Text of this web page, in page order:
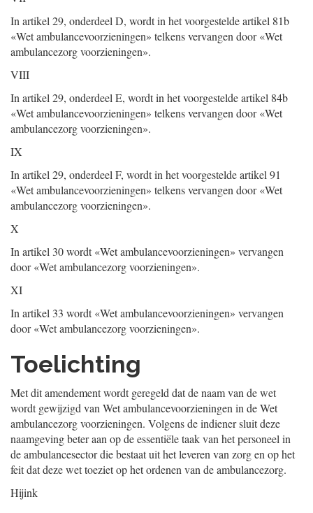
In artikel 29, onderdeel D, wordt in het voorgestelde artikel 81b
«Wet ambulancevoorzieningen» telkens vervangen door «Wet
ambulancezorg voorzieningen».
VIII
In artikel 29, onderdeel E, wordt in het voorgestelde artikel 84b
«Wet ambulancevoorzieningen» telkens vervangen door «Wet
ambulancezorg voorzieningen».
IX
In artikel 29, onderdeel F, wordt in het voorgestelde artikel 91
«Wet ambulancevoorzieningen» telkens vervangen door «Wet
ambulancezorg voorzieningen».
X
In artikel 30 wordt «Wet ambulancevoorzieningen» vervangen
door «Wet ambulancezorg voorzieningen».
XI
In artikel 33 wordt «Wet ambulancevoorzieningen» vervangen
door «Wet ambulancezorg voorzieningen».
Toelichting
Met dit amendement wordt geregeld dat de naam van de wet
wordt gewijzigd van Wet ambulancevoorzieningen in de Wet
ambulancezorg voorzieningen. Volgens de indiener sluit deze
naamgeving beter aan op de essentiële taak van het personeel in
de ambulancesector die bestaat uit het leveren van zorg en op het
feit dat deze wet toeziet op het ordenen van de ambulancezorg.
Hijink